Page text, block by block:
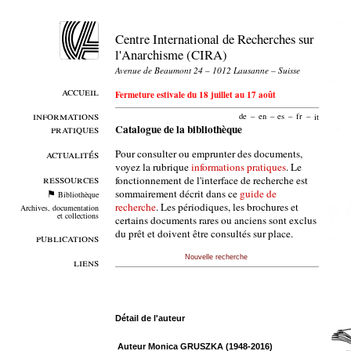
accueil
informations
pratiques
actualités
ressources
Bibliothèque
Archives, documentation
et collections
publications
liens
Centre International de Recherches sur
l'Anarchisme (CIRA)
Avenue de Beaumont 24 – 1012 Lausanne – Suisse
Fermeture estivale du 18 juillet au 17 août
de – en – es – fr – it
Catalogue de la bibliothèque
Pour consulter ou emprunter des documents,
voyez la rubriqueinformations pratiques. Le
fonctionnement de l'interface de recherche est
sommairement décrit dans ce guide de
recherche. Les périodiques, les brochures et
certains documents rares ou anciens sont exclus
du prêt et doivent être consultés sur place.
Nouvelle recherche
Détail de l'auteur
Auteur Monica GRUSZKA (1948-2016)